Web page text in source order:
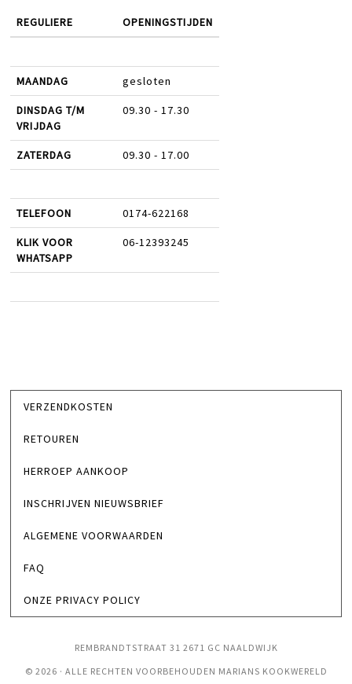
REGULIERE OPENINGSTIJDEN
MAANDAG gesloten
DINSDAG T/M
VRIJDAG
09.30 - 17.30
ZATERDAG 09.30 - 17.00
TELEFOON 0174-622168
KLIK VOOR
WHATSAPP
06-12393245
VERZENDKOSTEN
RETOUREN
HERROEP AANKOOP
INSCHRIJVEN NIEUWSBRIEF
ALGEMENE VOORWAARDEN
FAQ
ONZE PRIVACY POLICY
REMBRANDTSTRAAT 31 2671 GC NAALDWIJK
© 2026 · ALLE RECHTEN VOORBEHOUDEN MARIANS KOOKWERELD